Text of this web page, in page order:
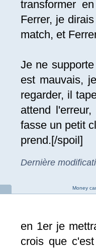
transformer
Ferrer, je
match, et
Je ne
est mauvais,
regarder, il
attend
fasse un petit
prend.[/spoil]
Dernière
Money
en 1er je
crois que